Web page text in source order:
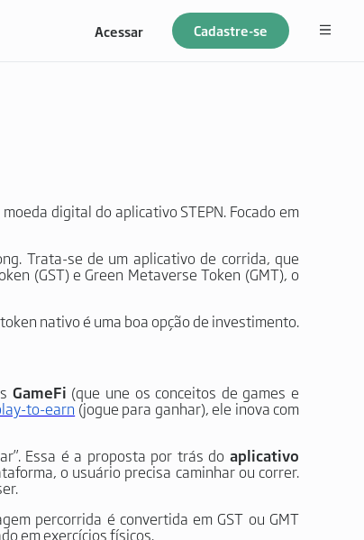
Acessar Cadastre-se
moeda digital do aplicativo STEPN. Focado em
Trata-se de um aplicativo de corrida, que
(GST) e Green Metaverse Token (GMT), o
nativo é uma boa opção de investimento.
GameFi (que une os conceitos de games e
to-earn(jogue para ganhar), ele inova com
Essa é a proposta por trás do aplicativo
o usuário precisa caminhar ou correr.
percorrida é convertida em GST ou GMT
em exercícios físicos.